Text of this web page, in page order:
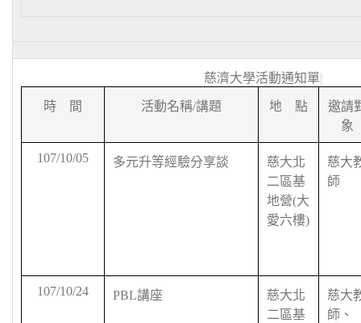
慈濟大學活動通知單
時 間 活動名稱/講題 地 點
邀請
象
107/10/05 多元升等經驗分享談
慈大北
二區基
地營(大
愛六樓)
慈大
師
107/10/24 PBL講座
慈大北
二區基
慈大
師、